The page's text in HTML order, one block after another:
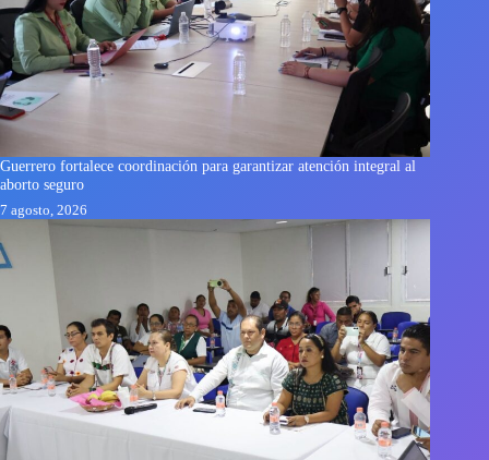
Guerrero fortalece coordinación para garantizar atención integral al
aborto seguro
7 agosto, 2026